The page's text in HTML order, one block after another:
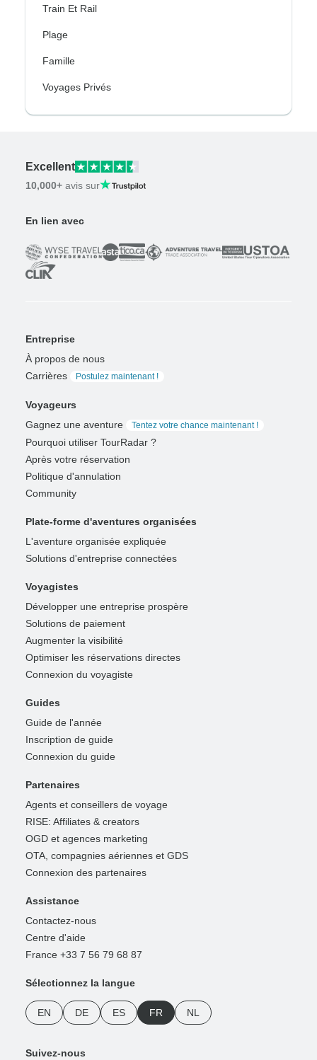
Train Et Rail
Plage
Famille
Voyages Privés
Excellent
10,000+ avis sur
En lien avec
Entreprise
À propos de nous
Carrières
Postulez maintenant !
Voyageurs
Gagnez une aventure
Tentez votre chance maintenant !
Pourquoi utiliser TourRadar ?
Après votre réservation
Politique d'annulation
Community
Plate-forme d'aventures organisées
L'aventure organisée expliquée
Solutions d'entreprise connectées
Voyagistes
Développer une entreprise prospère
Solutions de paiement
Augmenter la visibilité
Optimiser les réservations directes
Connexion du voyagiste
Guides
Guide de l'année
Inscription de guide
Connexion du guide
Partenaires
Agents et conseillers de voyage
RISE: Affiliates & creators
OGD et agences marketing
OTA, compagnies aériennes et GDS
Connexion des partenaires
Assistance
Contactez-nous
Centre d'aide
France +33 7 56 79 68 87
Sélectionnez la langue
EN DE ES FR NL
Suivez-nous